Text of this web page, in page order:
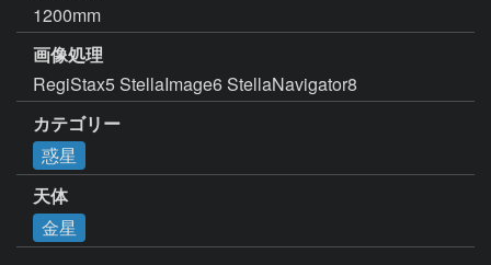
1200mm
画像処理
RegiStax5 StellaImage6 StellaNavigator8
カテゴリー
惑星
天体
金星